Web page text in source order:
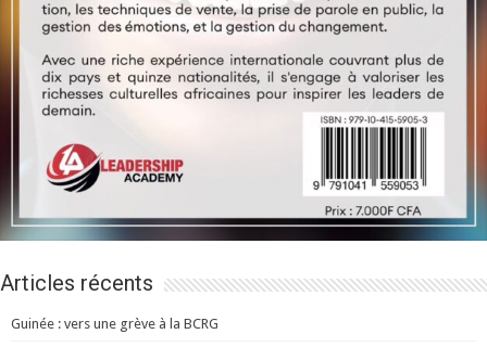
Articles récents
Guinée : vers une grève à la BCRG